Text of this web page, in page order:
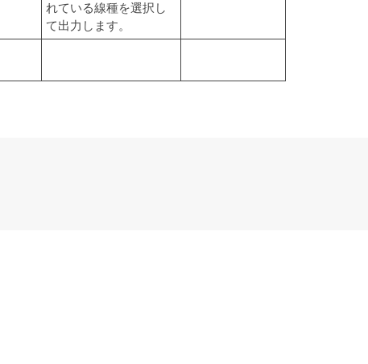
れている線種を選択し
て出力します。